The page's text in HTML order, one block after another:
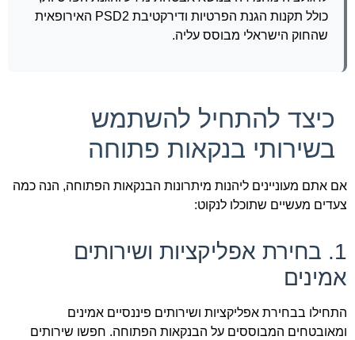
כולל תקנות הגנת הפרטיות ודירקטיבת PSD2 האירופאית
שהחוק הישראלי מבוסס עליה.
כיצד להתחיל להשתמש
בשירותי בנקאות פתוחה
אם אתם מעוניינים ליהנות מיתרונות הבנקאות הפתוחה, הנה כמה
צעדים מעשיים שתוכלו לנקוט:
1. בחירת אפליקציות ושירותים
אמינים
התחילו בבחירת אפליקציות ושירותים פיננסיים אמינים
ומאובטחים המבוססים על הבנקאות הפתוחה. חפשו שירותים